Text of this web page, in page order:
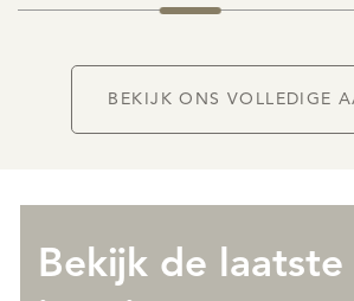
BEKIJK ONS VOLLEDIGE
Bekijk de laatste